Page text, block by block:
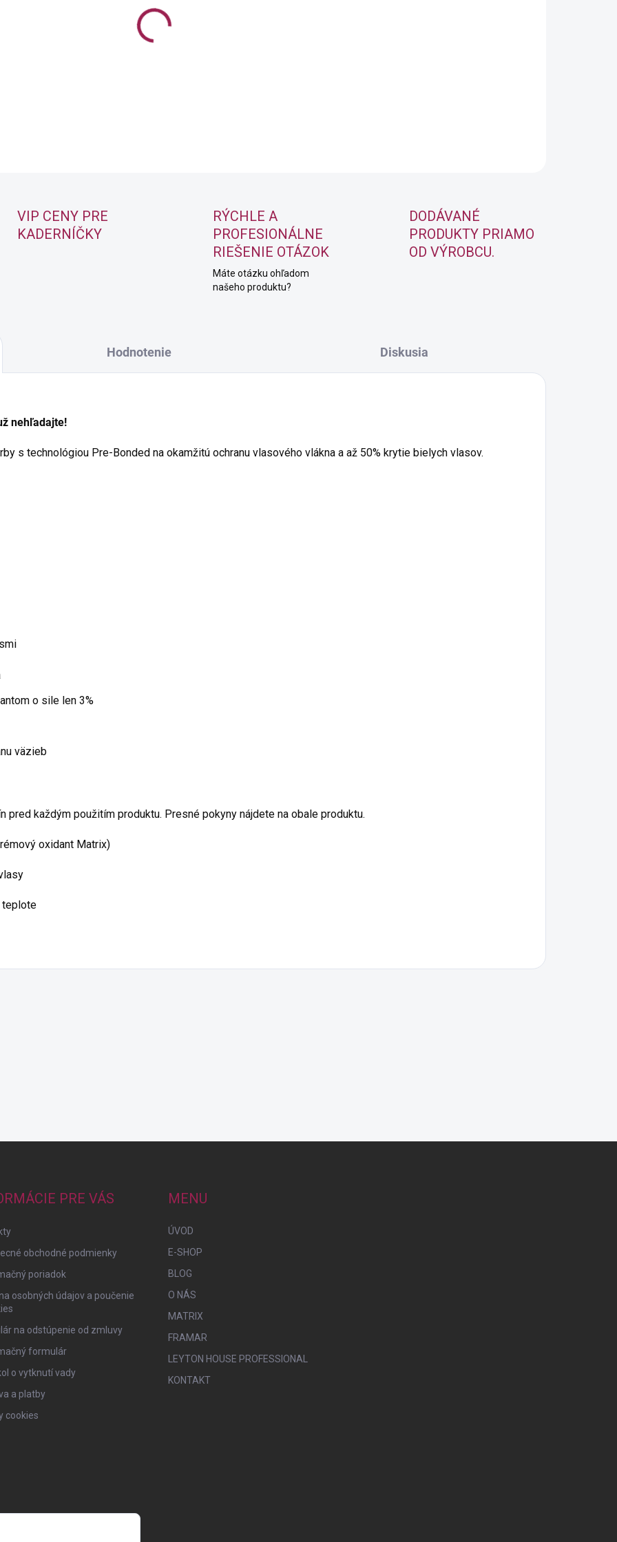
VIP CENY PRE
KADERNÍČKY
RÝCHLE A
PROFESIONÁLNE
RIEŠENIE OTÁZOK
Máte otázku ohľadom
našeho produktu?
DODÁVANÉ
PRODUKTY PRIAMO
OD VÝROBCU.
Hodnotenie Diskusia
nehľadajte!
s technológiou Pre-Bonded na okamžitú ochranu vlasového vlákna a až 50% krytie bielych vlasov.
o sile len 3%
väzieb
pred každým použitím produktu. Presné pokyny nájdete na obale produktu.
oxidant Matrix)
teplote
PRE VÁS
obchodné podmienky
poriadok
osobných údajov a poučenie
na odstúpenie od zmluvy
formulár
o vytknutí vady
a platby
cookies
MENU
ÚVOD
E-SHOP
BLOG
O NÁS
MATRIX
FRAMAR
LEYTON HOUSE PROFESSIONAL
KONTAKT